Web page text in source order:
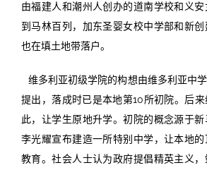
由福建人和潮州人创办的道南学校和义
到马林百列，加东圣婴女校中学部和新
也在填土地带落户。
维多利亚初级学院的构想由维多利亚中
提出，落成时已是本地第10所初院。后
此，让学生原地升学。初院的概念源于
李光耀宣布建造一所特别中学，让本地
教育。社会人士认为政府提倡精英主义